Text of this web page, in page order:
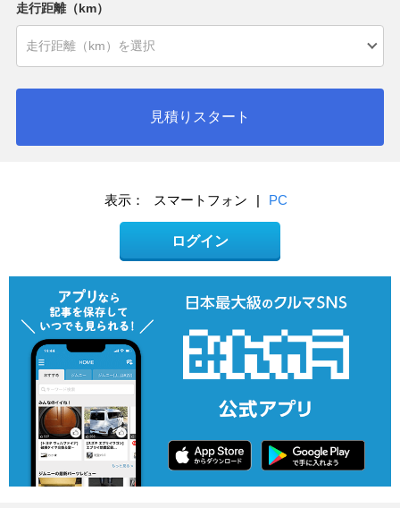
走行距離（km）
見積りスタート
表示： スマートフォン | PC
ログイン